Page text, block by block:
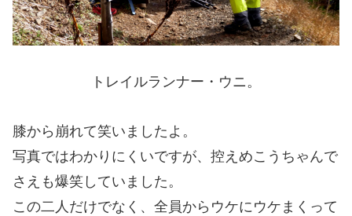
トレイルランナー・ウニ。
膝から崩れて笑いましたよ。
写真ではわかりにくいですが、控えめこうちゃんで
さえも爆笑していました。
この二人だけでなく、全員からウケにウケまくって